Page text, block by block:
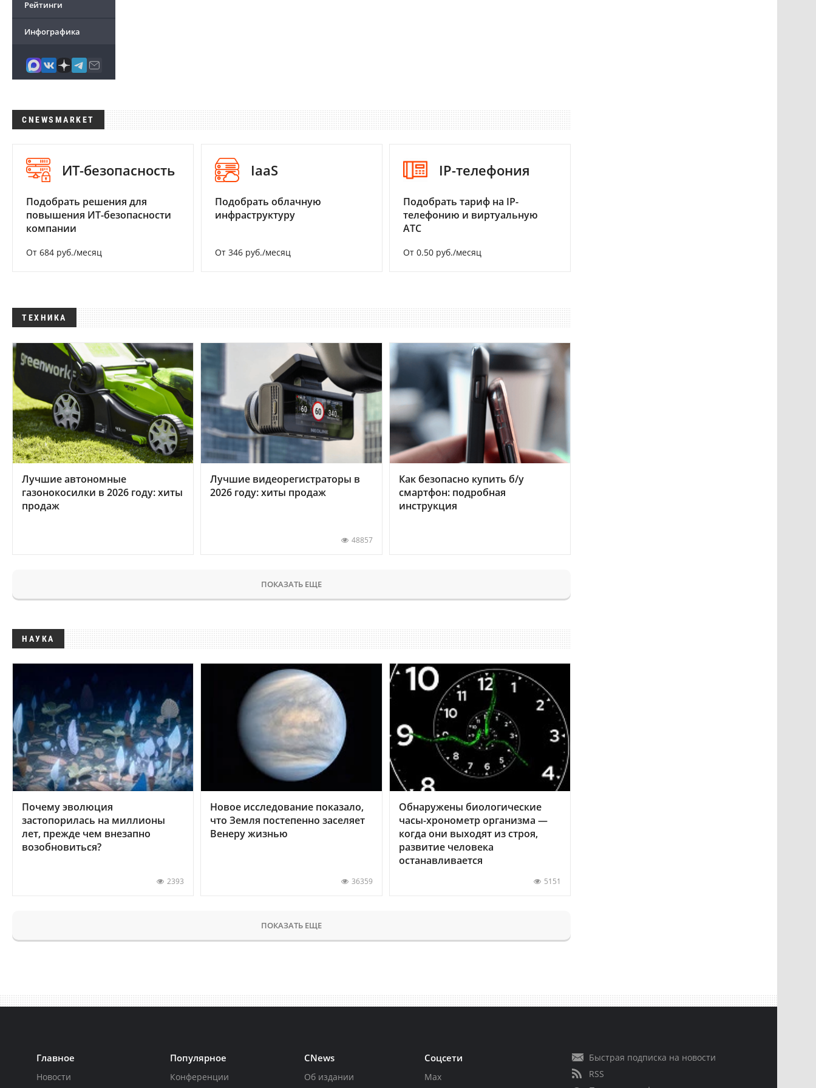
Рейтинги
Инфографика
CNEWSMARKET
ИТ-безопасность
Подобрать решения для
повышения ИТ-безопасности
компании
От 684 руб./месяц
IaaS
Подобрать облачную
инфраструктуру
От 346 руб./месяц
IP-телефония
Подобрать тариф на IP-
телефонию и виртуальную
АТС
От 0.50 руб./месяц
ТЕХНИКА
Лучшие автономные
газонокосилки в 2026 году: хиты
продаж
Лучшие видеорегистраторы в
2026 году: хиты продаж
48857
Как безопасно купить б/у
смартфон: подробная
инструкция
ПОКАЗАТЬ ЕЩЕ
НАУКА
Почему эволюция
застопорилась на миллионы
лет, прежде чем внезапно
возобновиться?
2393
Новое исследование показало,
что Земля постепенно заселяет
Венеру жизнью
36359
Обнаружены биологические
часы-хронометр организма —
когда они выходят из строя,
развитие человека
останавливается
5151
ПОКАЗАТЬ ЕЩЕ
Главное
Новости
Популярное
Конференции
CNews
Об издании
Соцсети
Max
Быстрая подписка на новости
RSS